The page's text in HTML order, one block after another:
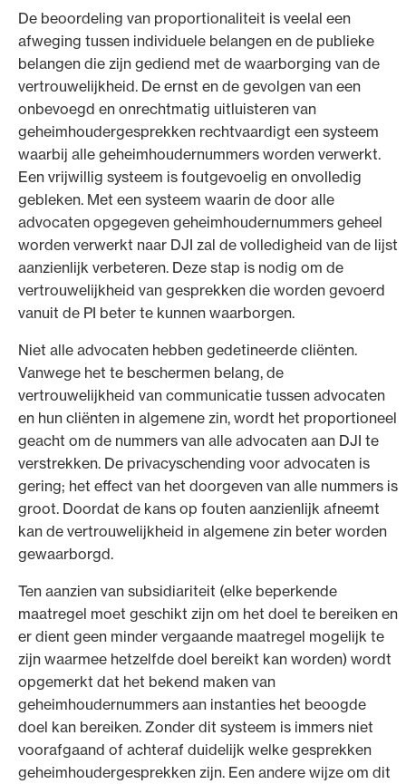
De beoordeling van proportionaliteit is veelal een
afweging tussen individuele belangen en de publieke
belangen die zijn gediend met de waarborging van de
vertrouwelijkheid. De ernst en de gevolgen van een
onbevoegd en onrechtmatig uitluisteren van
geheimhoudergesprekken rechtvaardigt een systeem
waarbij alle geheimhoudernummers worden verwerkt.
Een vrijwillig systeem is foutgevoelig en onvolledig
gebleken. Met een systeem waarin de door alle
advocaten opgegeven geheimhoudernummers geheel
worden verwerkt naar DJI zal de volledigheid van de lijst
aanzienlijk verbeteren. Deze stap is nodig om de
vertrouwelijkheid van gesprekken die worden gevoerd
vanuit de PI beter te kunnen waarborgen.
Niet alle advocaten hebben gedetineerde cliënten.
Vanwege het te beschermen belang, de
vertrouwelijkheid van communicatie tussen advocaten
en hun cliënten in algemene zin, wordt het proportioneel
geacht om de nummers van alle advocaten aan DJI te
verstrekken. De privacyschending voor advocaten is
gering; het effect van het doorgeven van alle nummers is
groot. Doordat de kans op fouten aanzienlijk afneemt
kan de vertrouwelijkheid in algemene zin beter worden
gewaarborgd.
Ten aanzien van subsidiariteit (elke beperkende
maatregel moet geschikt zijn om het doel te bereiken en
er dient geen minder vergaande maatregel mogelijk te
zijn waarmee hetzelfde doel bereikt kan worden) wordt
opgemerkt dat het bekend maken van
geheimhoudernummers aan instanties het beoogde
doel kan bereiken. Zonder dit systeem is immers niet
voorafgaand of achteraf duidelijk welke gesprekken
geheimhoudergesprekken zijn. Een andere wijze om dit